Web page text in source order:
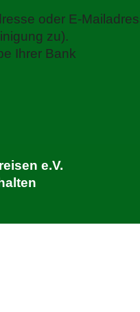
oder E-
zu).
Ihrer Bank
e.V.